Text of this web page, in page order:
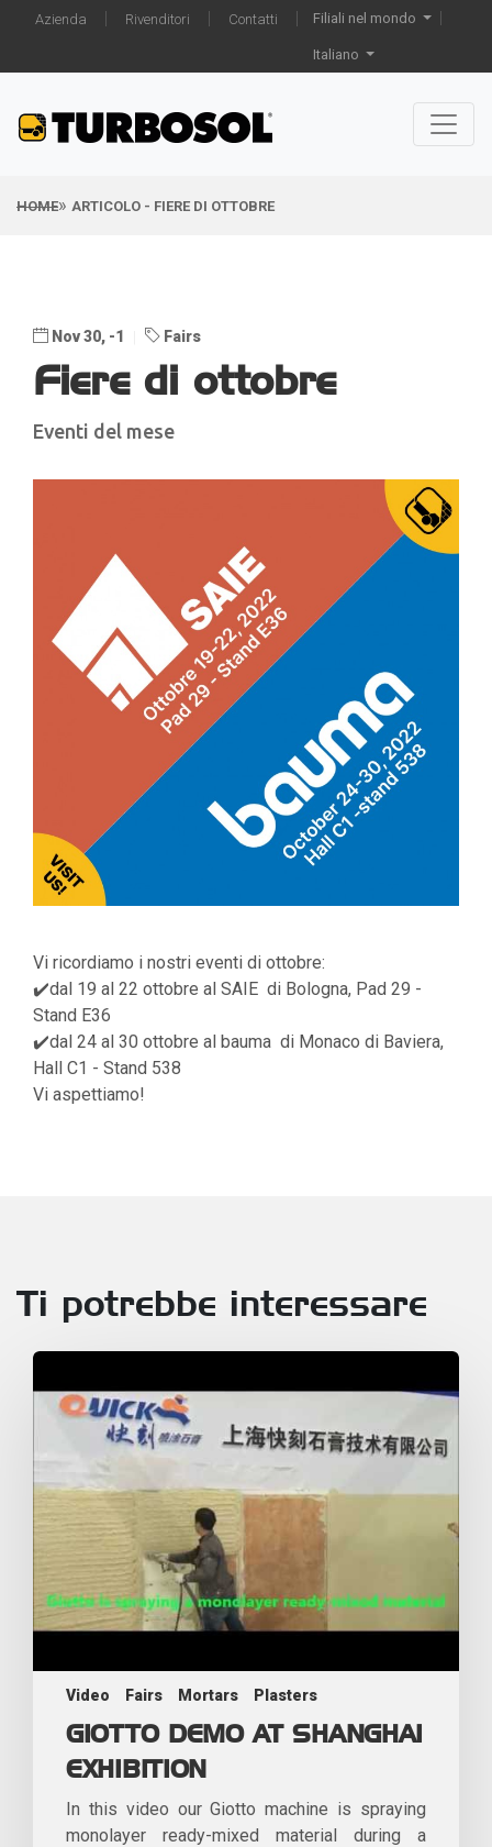
Azienda Rivenditori Contatti Filiali nel mondo
Italiano
HOME ARTICOLO - FIERE DI OTTOBRE
Nov 30, -1 Fairs
Fiere di ottobre
Eventi del mese
Vi ricordiamo i nostri eventi di ottobre:
✔️dal 19 al 22 ottobre al SAIE di Bologna, Pad 29 -
Stand E36
✔️dal 24 al 30 ottobre al bauma di Monaco di Baviera,
Hall C1 - Stand 538
Vi aspettiamo!
Ti potrebbe interessare
Video Fairs Mortars Plasters
GIOTTO DEMO AT SHANGHAI
EXHIBITION
In this video our Giotto machine is spraying
monolayer ready-mixed material during a